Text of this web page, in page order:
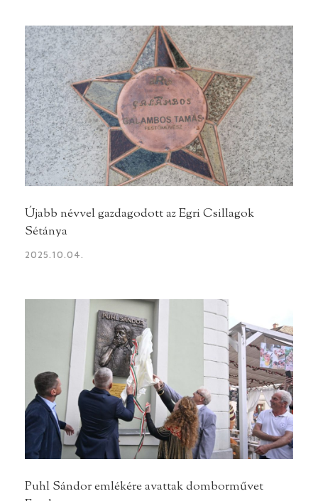
Újabb névvel gazdagodott az Egri Csillagok
Sétánya
2025.10.04.
Puhl Sándor emlékére avattak domborművet